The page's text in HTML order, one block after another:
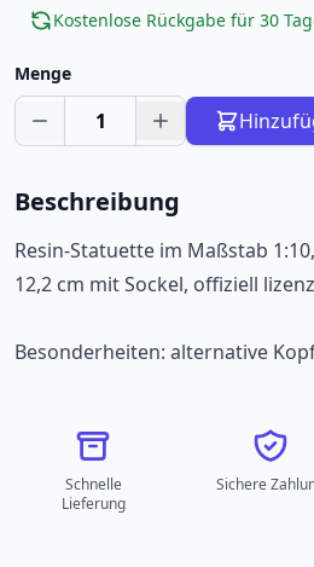
Kostenlose Rückgabe für 30
Menge
1
Beschreibung
Resin-Statuette im Maßstab
12,2 cm mit Sockel, offiziell
Besonderheiten: alternative
Schnelle
Lieferung
Sichere